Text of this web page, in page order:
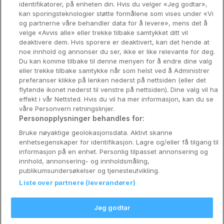
Bergen
Utforsk Norden
Om Coop HotellKupp
Konkurranse
Koselig avbrekk
Velvære i var
Premiumhotell
Venninnetur
Reservasjonsspørsmål:
Hotellsupport:scandinavian@digibreaks.com
identifikatorer, på enheten din. Hvis du velger «Jeg godtar»,
kan sporingsteknologier støtte formålene som vises under «Vi
og partnerne våre behandler data for å levere», mens det å
velge «Avvis alle» eller trekke tilbake samtykket ditt vil
deaktivere dem. Hvis sporere er deaktivert, kan det hende at
noe innhold og annonser du ser, ikke er like relevante for deg.
Du kan komme tilbake til denne menyen for å endre dine valg
eller trekke tilbake samtykke når som helst ved å Administrer
preferanser klikke på lenken nederst på nettsiden (eller det
flytende ikonet nederst til venstre på nettsiden). Dine valg vil ha
effekt i vår Nettsted. Hvis du vil ha mer informasjon, kan du se
våre Personvern retningslinjer.
Personopplysninger behandles for:
Bruke nøyaktige geolokasjonsdata. Aktivt skanne
enhetsegenskaper for identifikasjon. Lagre og/eller få tilgang til
informasjon på en enhet. Personlig tilpasset annonsering og
innhold, annonsering- og innholdsmåling,
publikumsundersøkelser og tjenesteutvikling.
Liste over partnere (leverandører)
Jeg godtar